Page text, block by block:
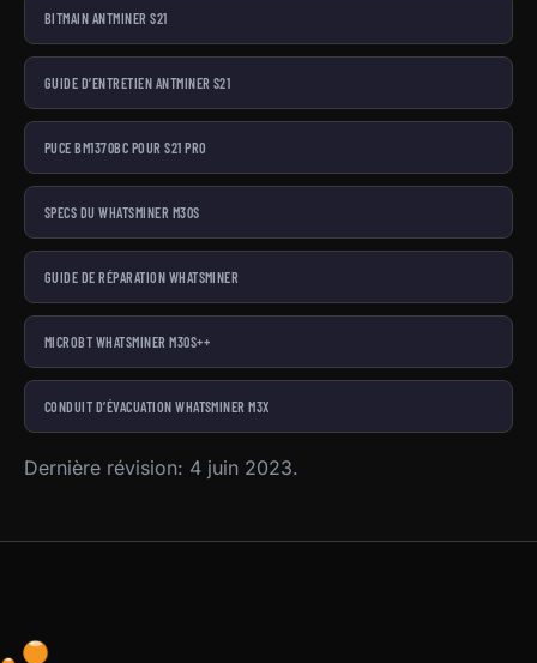
BITMAIN ANTMINER S21
GUIDE D’ENTRETIEN ANTMINER S21
PUCE BM1370BC POUR S21 PRO
SPECS DU WHATSMINER M30S
GUIDE DE RÉPARATION WHATSMINER
MICROBT WHATSMINER M30S++
CONDUIT D’ÉVACUATION WHATSMINER M3X
Dernière révision: 4 juin 2023.